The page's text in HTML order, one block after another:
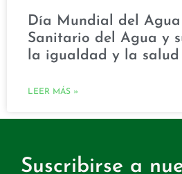
Día Mundial del
Sanitario del Agua y
la igualdad y la salud
LEER MÁS »
Suscribirse a